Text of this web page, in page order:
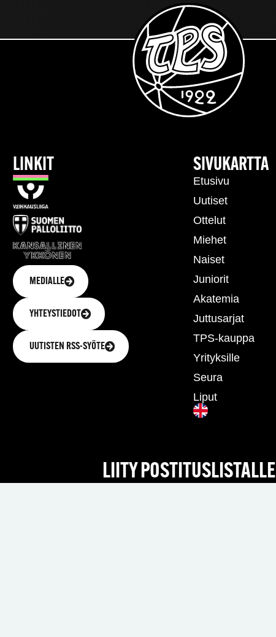
LINKIT
MEDIALLE
YHTEYSTIEDOT
UUTISTEN RSS-SYÖTE
SIVUKARTTA
Etusivu
Uutiset
Ottelut
Miehet
Naiset
Juniorit
Akatemia
Juttusarjat
TPS-kauppa
Yrityksille
Seura
Liput
LIITY POSTITUSLISTALLE